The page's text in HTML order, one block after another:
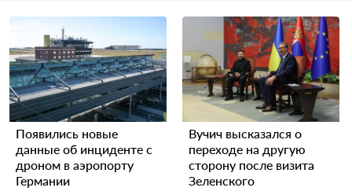
Появились новые
данные об инциденте с
дроном в аэропорту
Германии
Вучич высказался о
переходе на другую
сторону после визита
Зеленского